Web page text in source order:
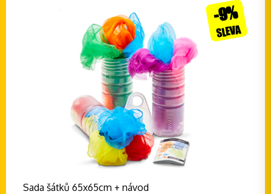
Sada šátků 65x65cm + návod
-9%
SLEVA